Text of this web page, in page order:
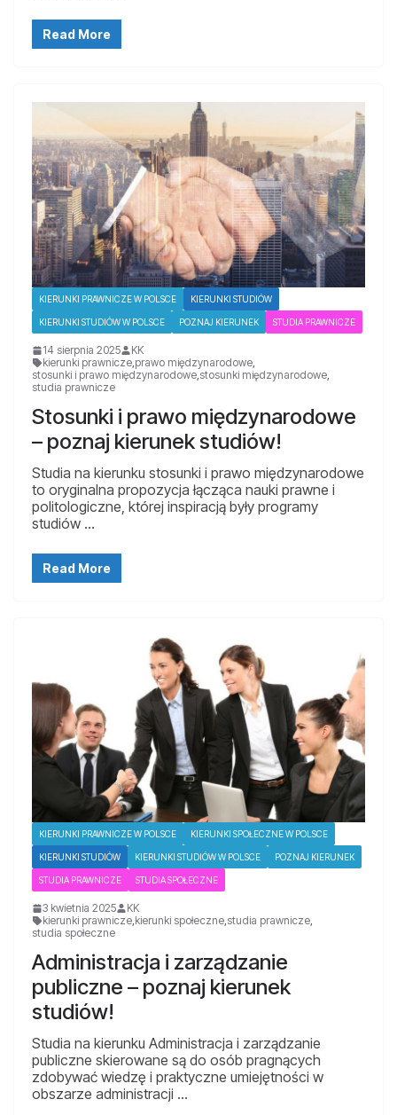
Read More
KIERUNKI PRAWNICZE W POLSCE KIERUNKI STUDIÓW
KIERUNKI STUDIÓW W POLSCE POZNAJ KIERUNEK STUDIA PRAWNICZE
14 sierpnia 2025
KK
kierunki prawnicze,prawo międzynarodowe,
stosunki i prawo międzynarodowe,stosunki międzynarodowe,
studia prawnicze
Stosunki i prawo międzynarodowe
– poznaj kierunek studiów!
Studia na kierunku stosunki i prawo międzynarodowe
to oryginalna propozycja łącząca nauki prawne i
politologiczne, której inspiracją były programy
studiów …
Read More
KIERUNKI PRAWNICZE W POLSCE KIERUNKI SPOŁECZNE W POLSCE
KIERUNKI STUDIÓW KIERUNKI STUDIÓW W POLSCE POZNAJ KIERUNEK
STUDIA PRAWNICZE STUDIA SPOŁECZNE
3 kwietnia 2025
KK
kierunki prawnicze kierunki społeczne studia prawnicze
studia społeczne
Administracja i zarządzanie
publiczne – poznaj kierunek
studiów!
Studia na kierunku Administracja i zarządzanie
publiczne skierowane są do osób pragnących
zdobywać wiedzę i praktyczne umiejętności w
obszarze administracji …